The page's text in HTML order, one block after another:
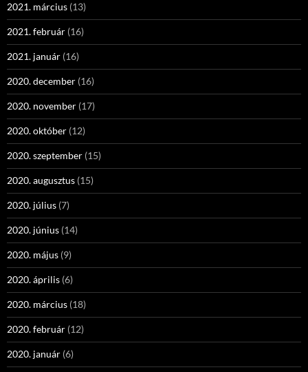
2021. március (13)
2021. február (16)
2021. január (16)
2020. december (16)
2020. november (17)
2020. október (12)
2020. szeptember (15)
2020. augusztus (15)
2020. július (7)
2020. június (14)
2020. május (9)
2020. április (6)
2020. március (18)
2020. február (12)
2020. január (6)